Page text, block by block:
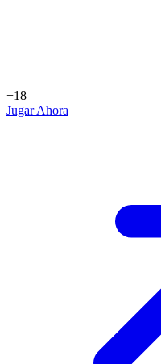
+18
Jugar Ahora